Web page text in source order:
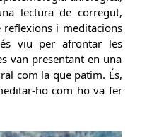
lectura de corregut,
i meditacions
viu per afrontar les
van presentant en una
com la que patim. És,
ho com ho va fer